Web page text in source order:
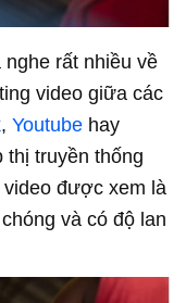
rất nhiều về
video giữa các
, Youtube hay
thị truyền thống
được xem là
và có độ lan